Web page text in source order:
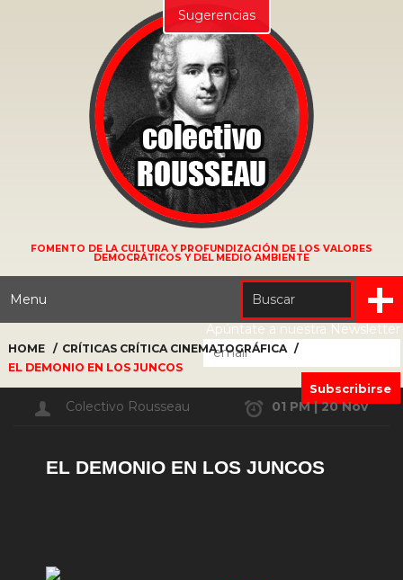
FOMENTO DE LA CULTURA Y PROFUNDIZACIÓN DE LOS VALORES
DEMOCRÁTICOS Y DEL MEDIO AMBIENTE
Menu
Apúntate a nuestra Newsletter
HOME CRÍTICAS CRÍTICA CINEMATOGRÁFICA
EL DEMONIO EN LOS JUNCOS
Colectivo Rousseau 01 PM | 20 Nov
EL DEMONIO EN LOS JUNCOS
Sugerencias